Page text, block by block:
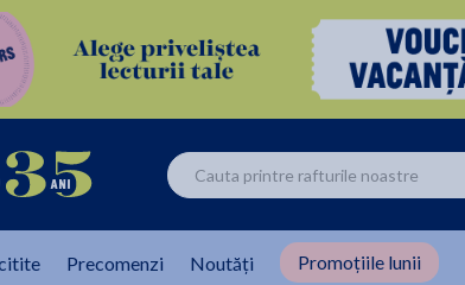
Precomenzi Noutăți Promoțiile lunii